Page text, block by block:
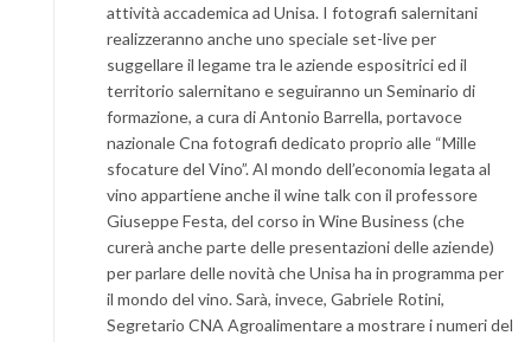
attività accademica ad Unisa. I fotografi salernitani
realizzeranno anche uno speciale set-live per
suggellare il legame tra le aziende espositrici ed il
territorio salernitano e seguiranno un Seminario di
formazione, a cura di Antonio Barrella, portavoce
nazionale Cna fotografi dedicato proprio alle “Mille
sfocature del Vino”. Al mondo dell’economia legata al
vino appartiene anche il wine talk con il professore
Giuseppe Festa, del corso in Wine Business (che
curerà anche parte delle presentazioni delle aziende)
per parlare delle novità che Unisa ha in programma per
il mondo del vino. Sarà, invece, Gabriele Rotini,
Segretario CNA Agroalimentare a mostrare i numeri del